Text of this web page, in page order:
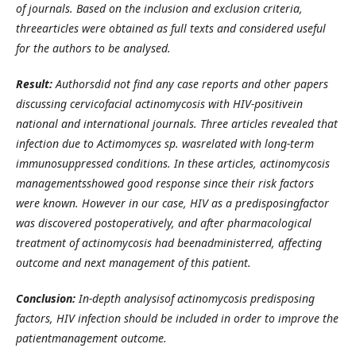
of journals. Based on the inclusion and exclusion criteria,
threearticles were obtained as full texts and considered useful
for the authors to be analysed.
Result:Authorsdid not find any case reports and other papers
discussing cervicofacial actinomycosis with HIV-positivein
national and international journals. Three articles revealed that
infection due to Actimomyces sp. wasrelated with long-term
immunosuppressed conditions. In these articles, actinomycosis
managementsshowed good response since their risk factors
were known. However in our case, HIV as a predisposingfactor
was discovered postoperatively, and after pharmacological
treatment of actinomycosis had beenadministerred, affecting
outcome and next management of this patient.
Conclusion:In-depth analysisof actinomycosis predisposing
factors, HIV infection should be included in order to improve the
patientmanagement outcome.